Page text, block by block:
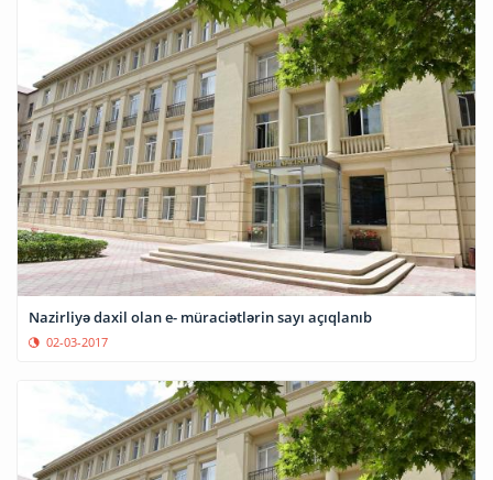
Nazirliyə daxil olan e- müraciətlərin sayı açıqlanıb
02-03-2017